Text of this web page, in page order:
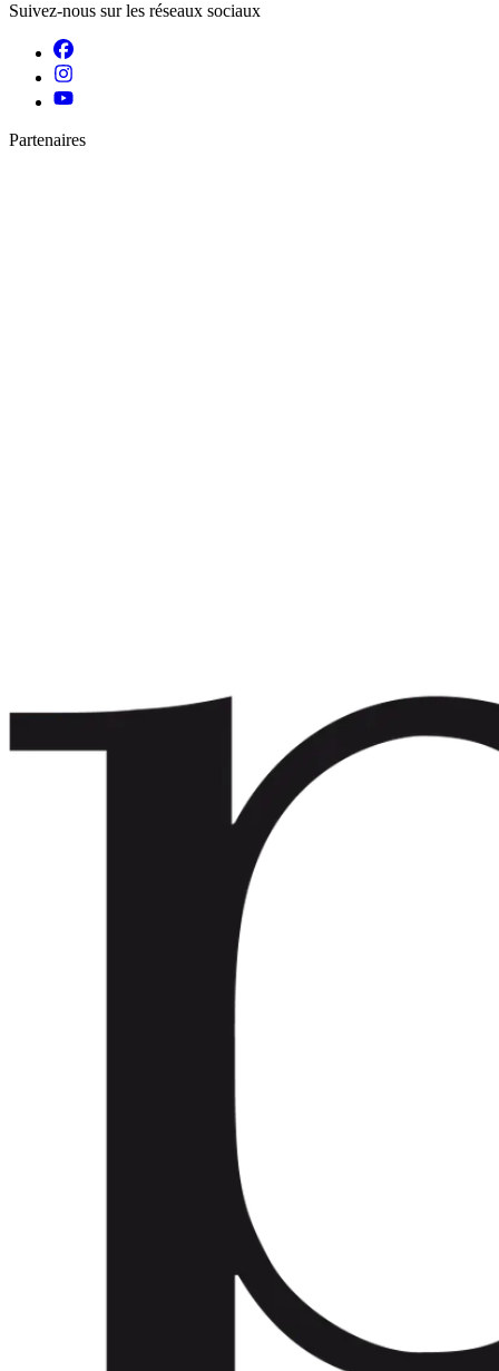
Suivez-nous sur les réseaux sociaux
Partenaires